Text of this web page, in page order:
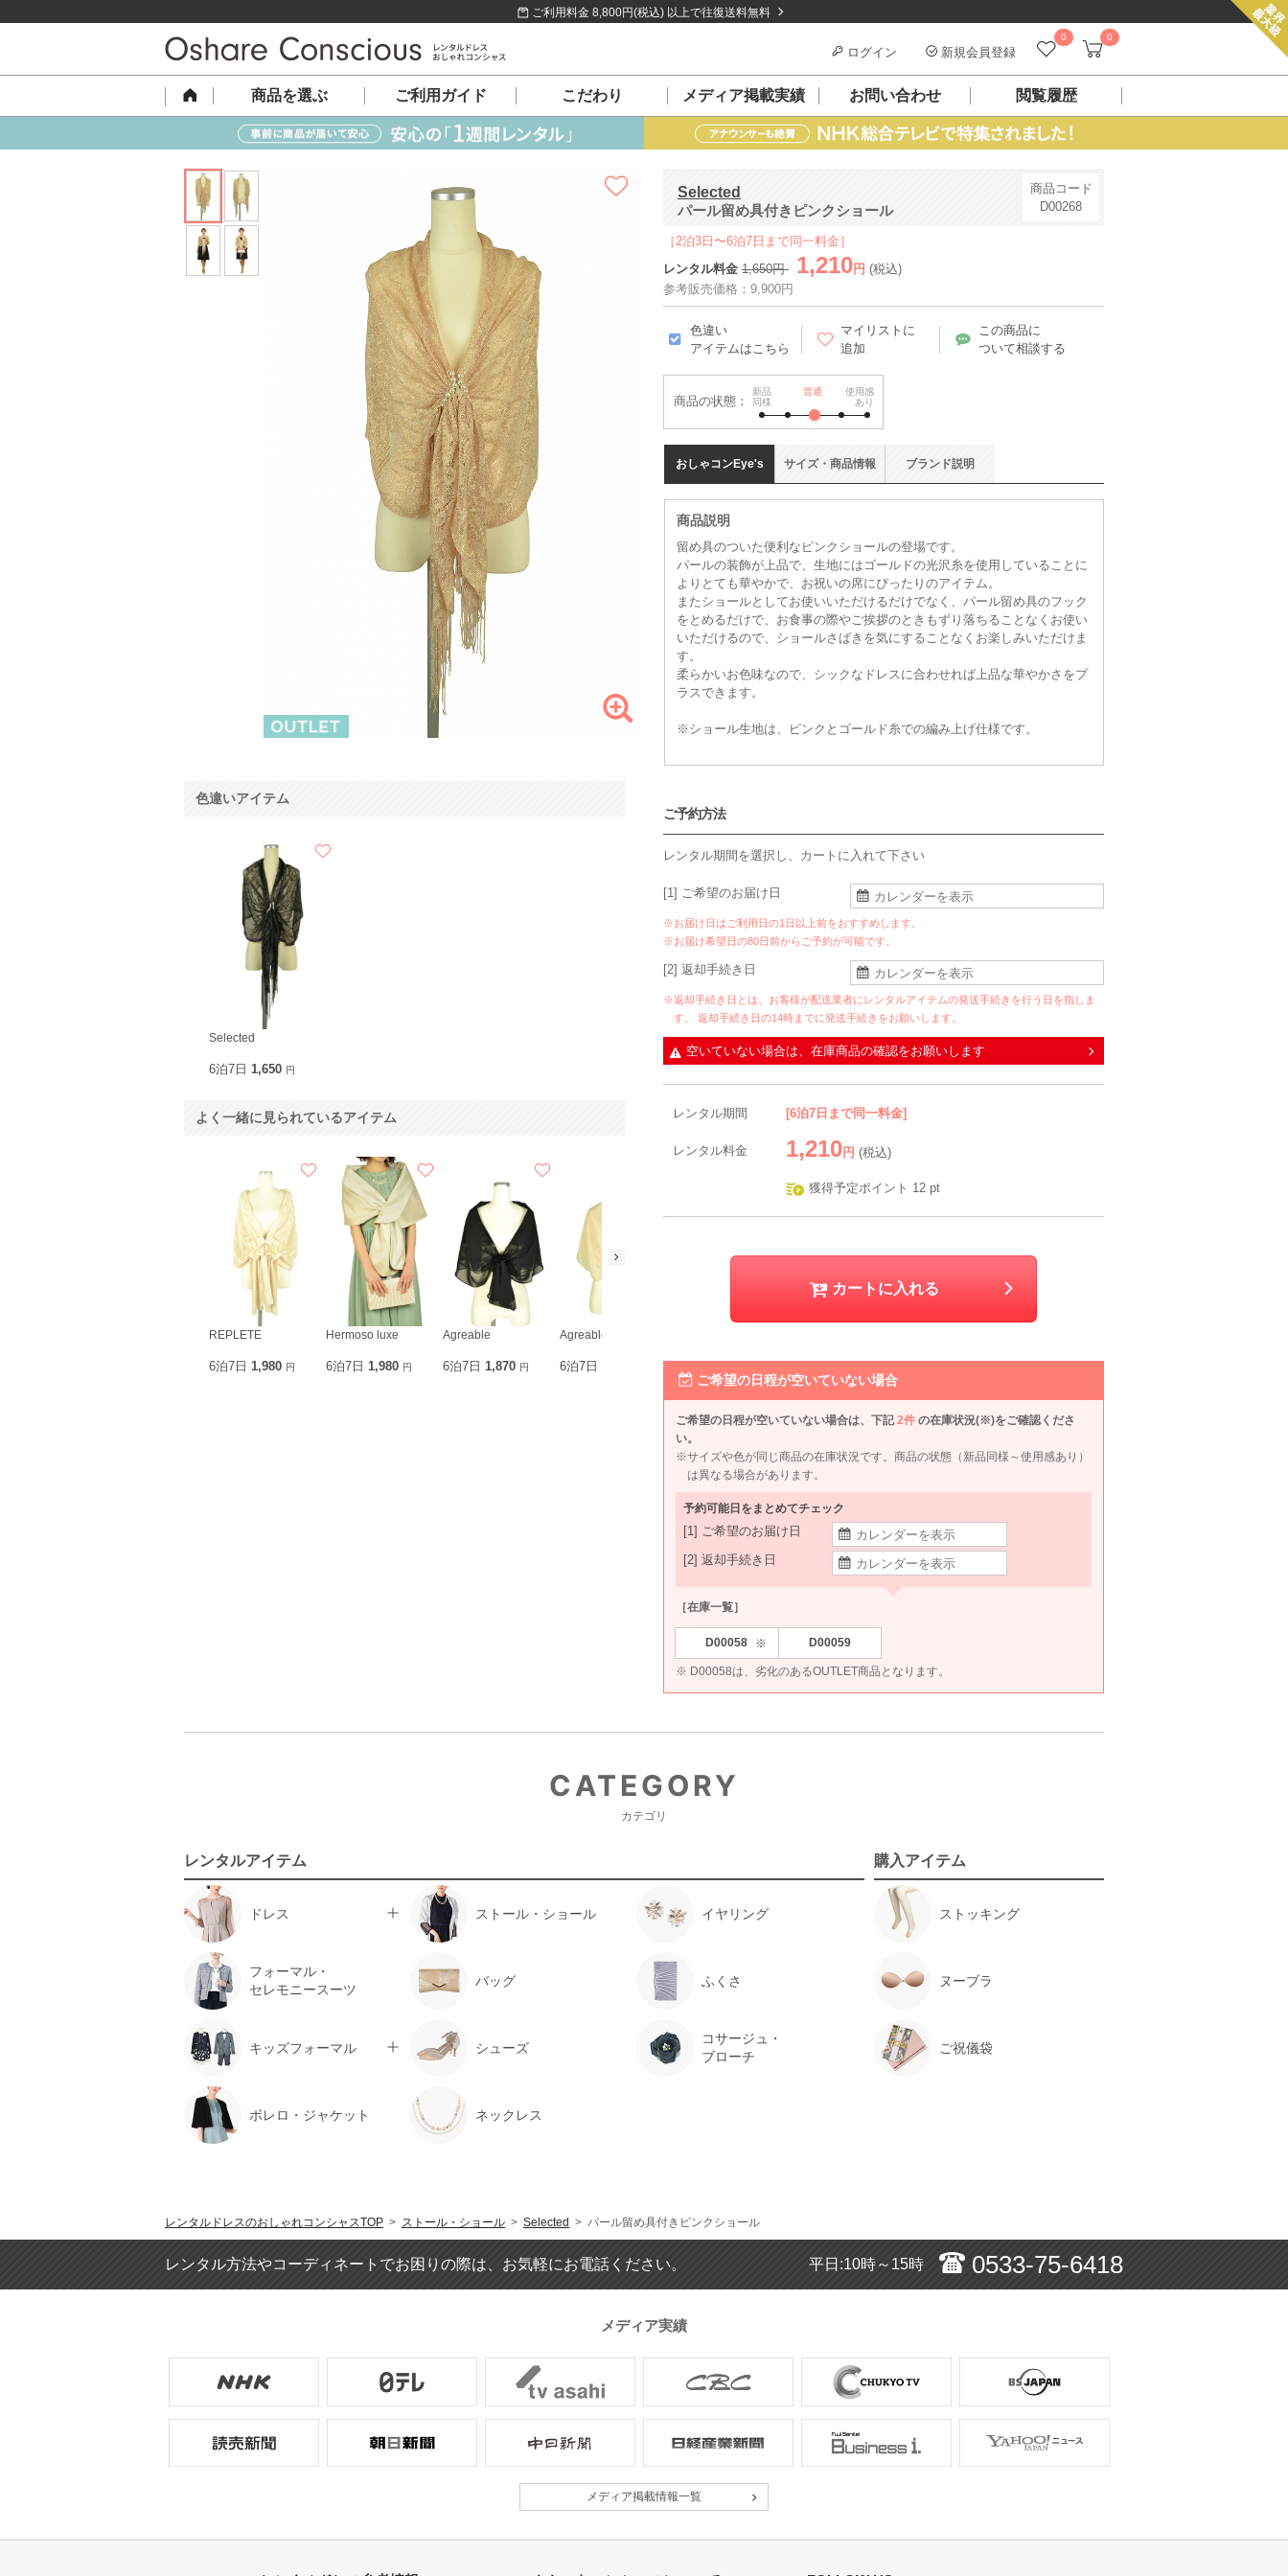
ご利用料金 8,800円(税込) 以上で往復送料無料
0 0
ログイン 新規会員登録
商品を選ぶ ご利用ガイド こだわり メディア掲載実績 お問い合わせ 閲覧履歴
Selected
パール留め具付きピンクショール
商品コード
D00268
［2泊3日〜6泊7日まで同一料金］
レンタル料金 1,650円 1,210 円 (税込)
参考販売価格：9,900円
色違い
アイテムはこちら
マイリストに
追加
この商品に
ついて相談する
商品の状態：
新品
同様
普通
使用感
あり
おしゃコンEye's
商品説明
留め具のついた便利なピンクショールの登場です。
パールの装飾が上品で、生地にはゴールドの光沢糸を使用していることに
よりとても華やかで、お祝いの席にぴったりのアイテム。
またショールとしてお使いいただけるだけでなく、パール留め具のフック
をとめるだけで、お食事の際やご挨拶のときもずり落ちることなくお使い
いただけるので、ショールさばきを気にすることなくお楽しみいただけま
す。
柔らかいお色味なので、シックなドレスに合わせれば上品な華やかさをプ
ラスできます。
※ショール生地は、ピンクとゴールド糸での編み上げ仕様です。
サイズ・ 商品情報 ブランド説明
ご予約方法
レンタル期間を選択し、カートに入れて下さい
[1] ご希望のお届け日
※お届け日はご利用日の1日以上前をおすすめします。
※お届け希望日の80日前からご予約が可能です。
[2] 返却手続き日
※返却手続き日とは、お客様が配送業者にレンタルアイテムの発送手続きを行う日を指しま
す。 返却手続き日の14時までに発送手続きをお願いします。
空いていない場合は、在庫商品の確認をお願いします
レンタル期間 [6泊7日まで同一料金]
レンタル料金 1,210 円 (税込)
獲得予定ポイント 12 pt
カートに入れる
ご希望の日程が空いていない場合
ご希望の日程が空いていない場合は、下記2件 の在庫状況(※)をご確認くださ
い。
※サイズや色が同じ商品の在庫状況です。商品の状態（新品同様～使用感あり）
は異なる場合があります。
予約可能日をまとめてチェック
[1] ご希望のお届け日
[2] 返却手続き日
［在庫一覧］
D00058 ※ D00059
※ D00058は、劣化のあるOUTLET商品となります。
色違いアイテム
Selected
6泊7日 1,650 円
よく一緒に見られているアイテム
REPLETE
6泊7日 1,980 円
Hermoso luxe
6泊7日1,980 円
Agreable
6泊7日1,870 円
Agreable
6泊7日
CATEGORY
カテゴリ
レンタルアイテム
ドレス ストール・ショール イヤリング
フォーマル・
セレモニースーツ
バッグ ふくさ
キッズフォーマル シューズ
コサージュ・
ブローチ
ボレロ・ジャケット ネックレス
購入アイテム
ストッキング
ヌーブラ
ご祝儀袋
レンタルドレスのおしゃれコンシャスTOP > ストール・ショール > Selected > パール留め具付きピンクショール
レンタル方法やコーディネートでお困りの際は、お気軽にお電話ください。 平日:10時～15時 0533-75-6418
メディア実績
メディア掲載情報一覧